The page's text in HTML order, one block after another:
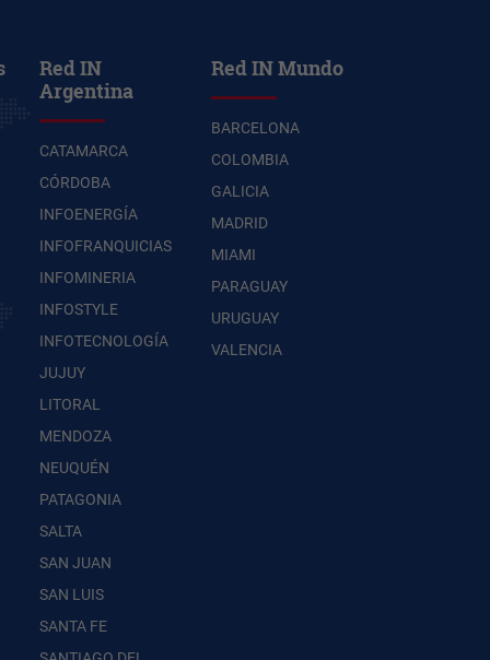
Red IN
Argentina
CATAMARCA
CÓRDOBA
INFOENERGÍA
INFOFRANQUICIAS
INFOMINERIA
INFOSTYLE
INFOTECNOLOGÍA
JUJUY
LITORAL
MENDOZA
NEUQUÉN
PATAGONIA
SALTA
SAN JUAN
SAN LUIS
SANTA FE
Red IN Mundo
BARCELONA
COLOMBIA
GALICIA
MADRID
MIAMI
PARAGUAY
URUGUAY
VALENCIA